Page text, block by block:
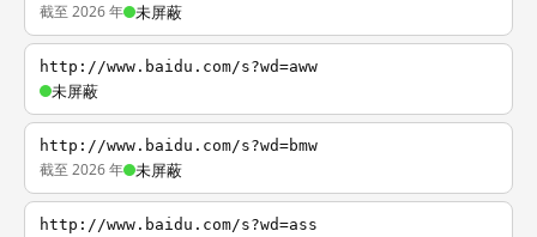
截至 2026 年 未屏蔽
http://www.baidu.com/s?wd=aww
未屏蔽
http://www.baidu.com/s?wd=bmw
截至 2026 年 未屏蔽
http://www.baidu.com/s?wd=ass